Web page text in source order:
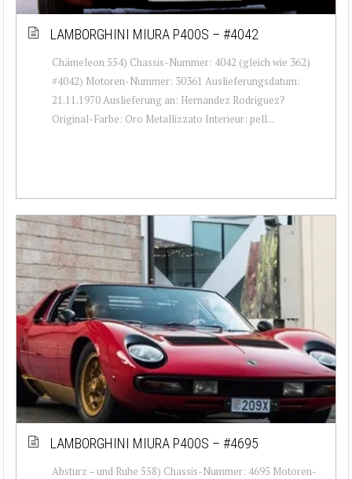
LAMBORGHINI MIURA P400S – #4042
Chämeleon 554) Chassis-Nummer: 4042 (gleich wie 362)
#4042) Motoren-Nummer: 30361 Auslieferungsdatum:
21.11.1970 Auslieferung an: Hernandez Rodriguez?
Original-Farbe: Oro Metallizzato Interieur: pell...
LAMBORGHINI MIURA P400S – #4695
Absturz – und Ruhe 558) Chassis-Nummer: 4695 Motoren-